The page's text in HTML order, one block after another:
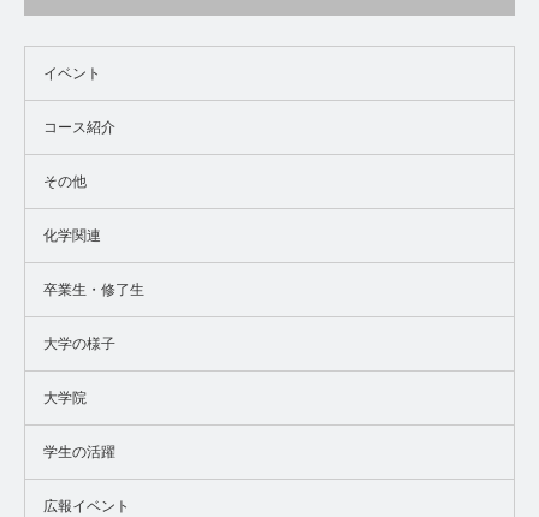
イベント
コース紹介
その他
化学関連
卒業生・修了生
大学の様子
大学院
学生の活躍
広報イベント